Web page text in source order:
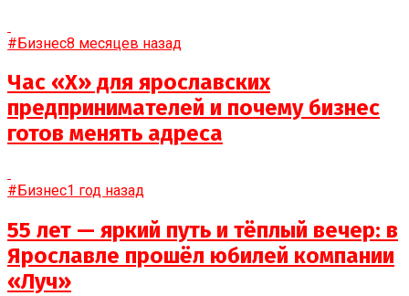
#Бизнес8 месяцев назад
Час «Х» для ярославских
предпринимателей и почему бизнес
готов менять адреса
#Бизнес1 год назад
55 лет — яркий путь и тёплый вечер: в
Ярославле прошёл юбилей компании
«Луч»